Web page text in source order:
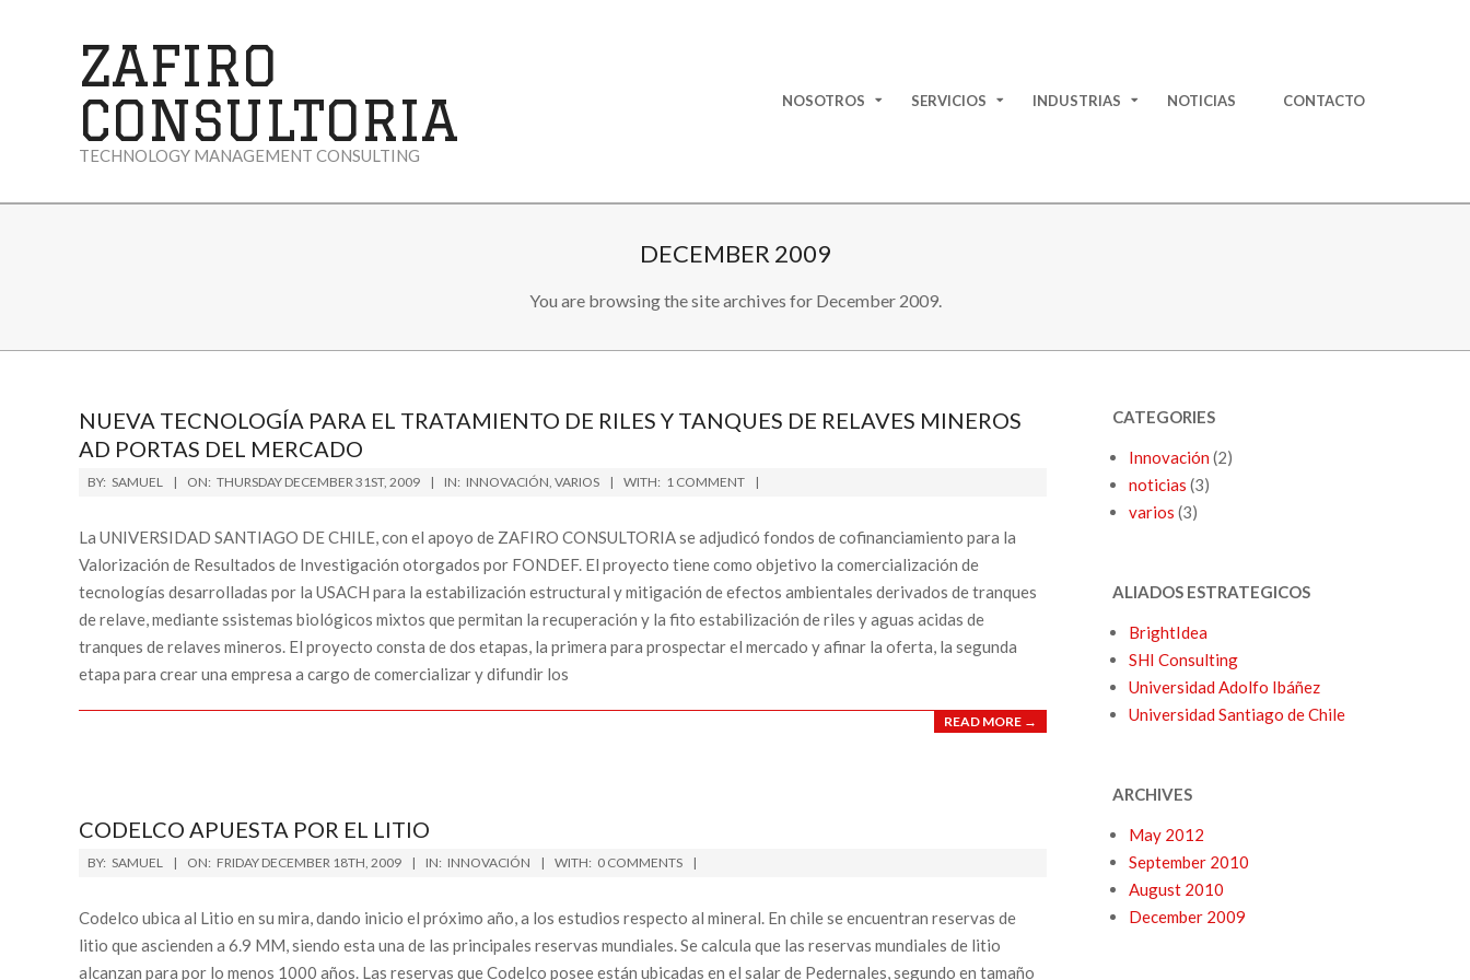
ZAFIRO
CONSULTORIA
TECHNOLOGY MANAGEMENT CONSULTING
M
Y
I
A
T
I
O
N
M
N
NOSOTROS SERVICIOS INDUSTRIAS NOTICIAS CONTACTO
DECEMBER 2009
You are browsing the site archives for December 2009.
NUEVA TECNOLOGÍA PARA EL TRATAMIENTO DE RILES Y TANQUES DE RELAVES MINEROS
AD PORTAS DEL MERCADO
2009-
31
BY: SAMUEL ON: THURSDAY DECEMBER 31ST, 2009 IN: INNOVACIÓN, VARIOS WITH: 1 COMMENT
La UNIVERSIDAD SANTIAGO DE CHILE, con el apoyo de ZAFIRO CONSULTORIA se adjudicó fondos de cofinanciamiento para la
Valorización de Resultados de Investigación otorgados por FONDEF. El proyecto tiene como objetivo la comercialización de
tecnologías desarrolladas por la USACH para la estabilización estructural y mitigación de efectos ambientales derivados de tranques
de relave, mediante ssistemas biológicos mixtos que permitan la recuperación y la fito estabilización de riles y aguas acidas de
tranques de relaves mineros. El proyecto consta de dos etapas, la primera para prospectar el mercado y afinar la oferta, la segunda
etapa para crear una empresa a cargo de comercializar y difundir los
READ MORE →
CODELCO APUESTA POR EL LITIO
2009-
18
BY: SAMUEL ON: FRIDAY DECEMBER 18TH, 2009 IN: INNOVACIÓN WITH: 0 COMMENTS
Codelco ubica al Litio en su mira, dando inicio el próximo año, a los estudios respecto al mineral. En chile se encuentran reservas de
litio que ascienden a 6.9 MM, siendo esta una de las principales reservas mundiales. Se calcula que las reservas mundiales de litio
alcanzan para por lo menos 1000 años. Las reservas que Codelco posee están ubicadas en el salar de Pedernales, segundo en tamaño
CATEGORIES
Innovación (2)
noticias (3)
varios (3)
ALIADOS ESTRATEGICOS
BrightIdea
SHI Consulting
Universidad Adolfo Ibáñez
Universidad Santiago de Chile
ARCHIVES
May 2012
September 2010
August 2010
December 2009